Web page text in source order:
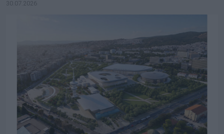
30.07.2026